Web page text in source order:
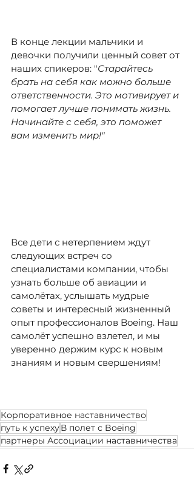
В конце лекции мальчики и
девочки получили ценный совет от
наших спикеров: "Старайтесь
брать на себя как можно больше
ответственности. Это мотивирует и
помогает лучше понимать жизнь.
Начинайте с себя, это поможет
вам изменить мир!"
Все дети с нетерпением ждут
следующих встреч со
специалистами компании, чтобы
узнать больше об авиации и
самолётах, услышать мудрые
советы и интересный жизненный
опыт профессионалов Boeing. Наш
самолёт успешно взлетел, и мы
уверенно держим курс к новым
знаниям и новым свершениям!
Корпоративное наставничество
путь к успехуВ полет с Boeing
партнеры Ассоциации наставничества